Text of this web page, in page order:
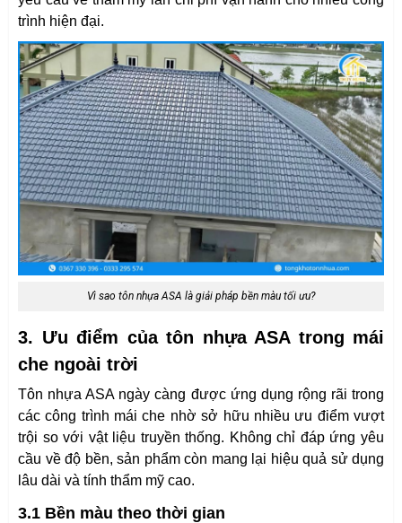
trình hiện đại.
Vì sao tôn nhựa ASA là giải pháp bền màu tối ưu?
3. Ưu điểm của tôn nhựa ASA trong mái
che ngoài trời
Tôn nhựa ASA ngày càng được ứng dụng rộng rãi trong
các công trình mái che nhờ sở hữu nhiều ưu điểm vượt
trội so với vật liệu truyền thống. Không chỉ đáp ứng yêu
cầu về độ bền, sản phẩm còn mang lại hiệu quả sử dụng
lâu dài và tính thẩm mỹ cao.
3.1 Bền màu theo thời gian